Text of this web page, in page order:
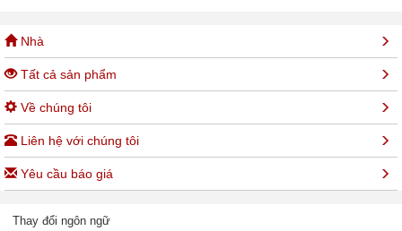
Nhà
Tất cả sản phẩm
Về chúng tôi
Liên hệ với chúng tôi
Yêu cầu báo giá
Thay đổi ngôn ngữ